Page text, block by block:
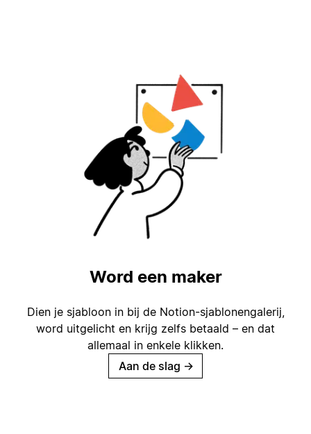
Word een maker
Dien je sjabloon in bij de Notion-sjablonengalerij,
word uitgelicht en krijg zelfs betaald – en dat
allemaal in enkele klikken.
Aan de slag →